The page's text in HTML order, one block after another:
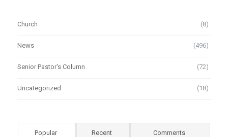
Church (8)
News (496)
Senior Pastor's Column (72)
Uncategorized (18)
Popular Recent Comments